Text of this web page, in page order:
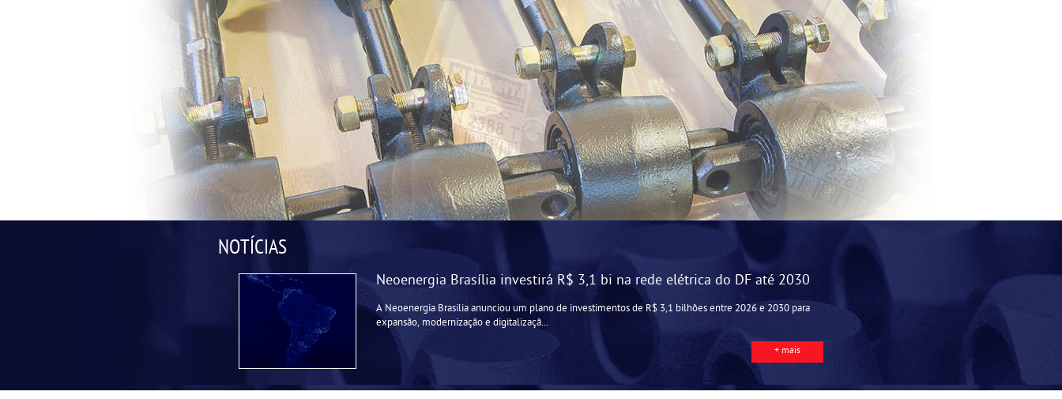
NOTÍCIAS
Neoenergia Brasília investirá R$ 3,1 bi na rede elétrica do DF até 2030
A Neoenergia Brasília anunciou um plano de investimentos de R$ 3,1 bilhões entre 2026 e 2030 para
expansão, modernização e digitalizaçã...
+ mais